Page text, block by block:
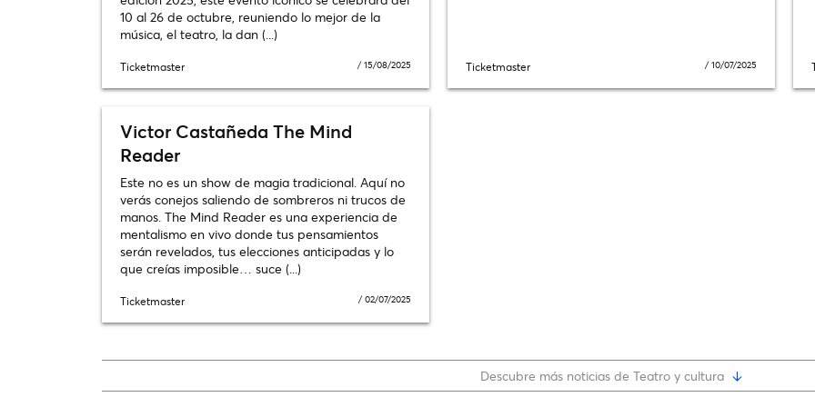
10 al 26 de octubre, reuniendo lo mejor de la
música, el teatro, la dan (...)
Ticketmaster /15/08/2025 Ticketmaster /10/07/2025
Victor Castañeda The Mind
Reader
Este no es un show de magia tradicional. Aquí no
verás conejos saliendo de sombreros ni trucos de
manos. The Mind Reader es una experiencia de
mentalismo en vivo donde tus pensamientos
serán revelados, tus elecciones anticipadas y lo
que creías imposible… suce (...)
Ticketmaster /02/07/2025
Descubre más noticias de Teatro y cultura